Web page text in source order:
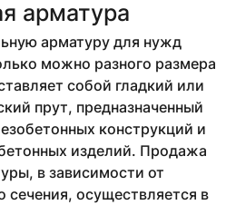
арматура
арматуру для нужд
можно разного размера
собой гладкий или
прут, предназначенный
конструкций и
изделий. Продажа
в зависимости от
сечения, осуществляется в